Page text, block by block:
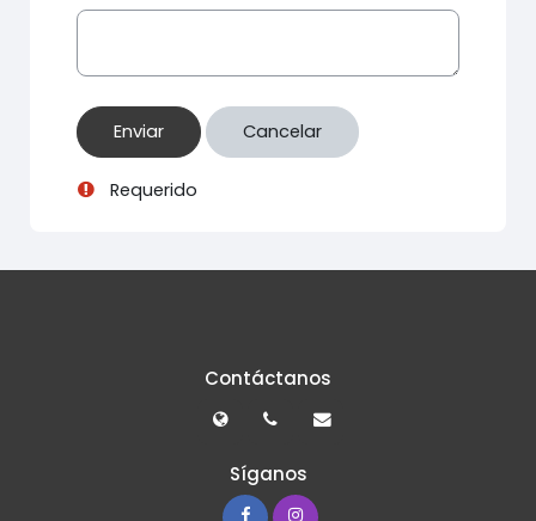
Requerido
Contáctanos
Síganos